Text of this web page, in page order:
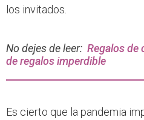
los invitados.
No dejes de leer: Regalos de
de regalos imperdible
Es cierto que la pandemia